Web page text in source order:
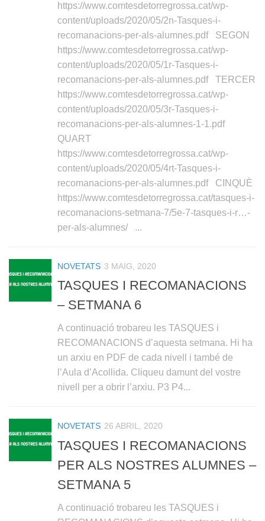
https://www.comtesdetorregrossa.cat/wp-
content/uploads/2020/05/2n-Tasques-i-
recomanacions-per-als-alumnes.pdf SEGON
https://www.comtesdetorregrossa.cat/wp-
content/uploads/2020/05/1r-Tasques-i-
recomanacions-per-als-alumnes.pdf TERCER
https://www.comtesdetorregrossa.cat/wp-
content/uploads/2020/05/3r-Tasques-i-
recomanacions-per-als-alumnes-1-1.pdf
QUART
https://www.comtesdetorregrossa.cat/wp-
content/uploads/2020/05/4rt-Tasques-i-
recomanacions-per-als-alumnes.pdf CINQUÈ
https://www.comtesdetorregrossa.cat/tasques-i-
recomanacions-setmana-7/5e-7-tasques-i-r…-
per-als-alumnes/ ‎ ...
NOVETATS 3 MAIG, 2020
TASQUES I RECOMANACIONS
– SETMANA 6
A continuació trobareu les TASQUES i
RECOMANACIONS d’aquesta setmana. Hi ha
un arxiu en PDF de cada nivell i també de
l’Aula d’Acollida. Cliqueu damunt del vostre
nivell per a obrir l’arxiu. P3 P4...
NOVETATS 26 ABRIL, 2020
TASQUES I RECOMANACIONS
PER ALS NOSTRES ALUMNES –
SETMANA 5
A continuació trobareu les TASQUES i